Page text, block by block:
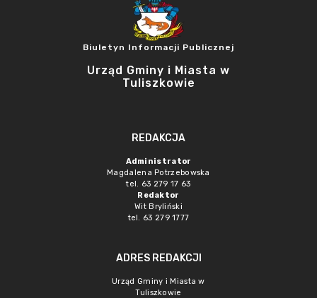
Biuletyn Informacji Publicznej
Urząd Gminy i Miasta w
Tuliszkowie
REDAKCJA
Administrator
Magdalena Potrzebowska
tel. 63 279 17 63
Redaktor
Wit Bryliński
tel. 63 279 1777
ADRES REDAKCJI
Urząd Gminy i Miasta w
Tuliszkowie